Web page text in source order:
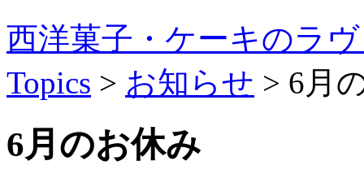
西洋菓子・ケーキのラ
Topics > お知らせ > 6月
6月のお休み